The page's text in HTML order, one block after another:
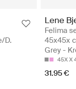
D.
Lene
Felima
45x45x
Grey -
45X X
31.95 €